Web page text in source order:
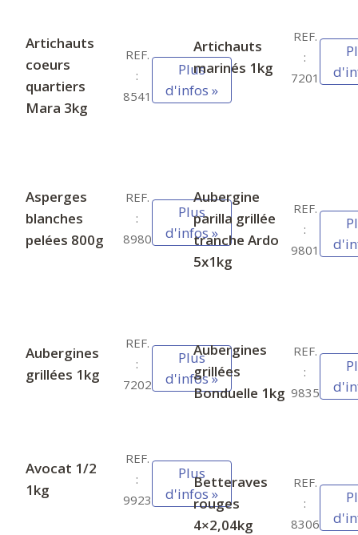
Artichauts
coeurs
quartiers
Mara 3kg
REF.
:
8541
Plus
d'infos »
Artichauts
marinés 1kg
REF.
:
7201
Asperges
blanches
pelées 800g
REF.
:
8980
Plus
d'infos »
Aubergine
parilla grillée
tranche Ardo
5x1kg
REF.
:
9801
Aubergines
grillées 1kg
REF.
:
7202
Plus
d'infos »
Aubergines
grillées
Bonduelle 1kg
REF.
:
9835
Avocat 1/2
1kg
REF.
:
9923
Plus
d'infos »
Betteraves
rouges
4×2,04kg
REF.
:
8306